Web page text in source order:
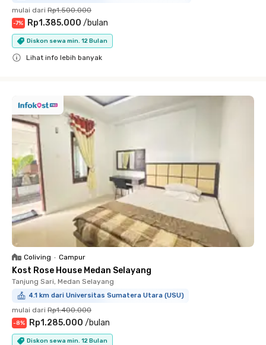
mulai dari Rp1.500.000
-7% Rp1.385.000 /bulan
Diskon sewa min. 12 Bulan
Lihat info lebih banyak
Coliving • Campur
Kost Rose House Medan Selayang
Tanjung Sari, Medan Selayang
4.1 km dari Universitas Sumatera Utara (USU)
mulai dari Rp1.400.000
-8% Rp1.285.000 /bulan
Diskon sewa min. 12 Bulan